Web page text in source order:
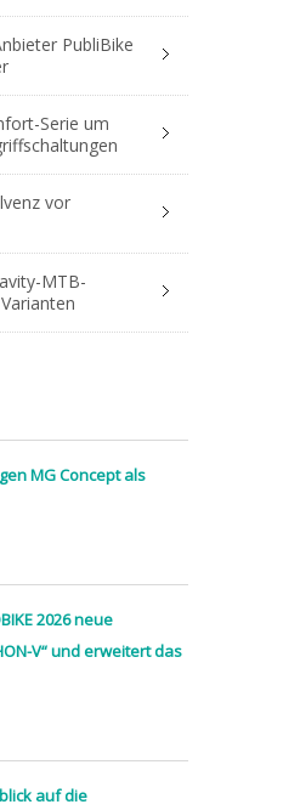
PubliBike
Serie um
vor
MTB-
MG Concept als
2026 neue
V“ und erweitert das
auf die